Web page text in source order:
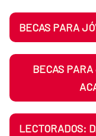
BECAS PARA
BECAS
LECTORADOS: